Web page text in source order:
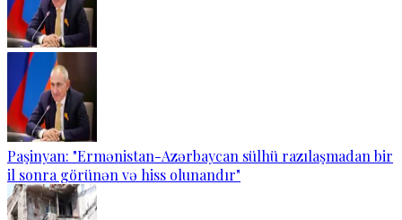
Paşinyan: "Ermənistan-Azərbaycan sülhü razılaşmadan bir
il sonra görünən və hiss olunandır"